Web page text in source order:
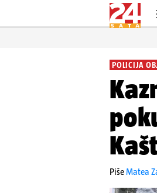
POLICIJA
PišeMatea